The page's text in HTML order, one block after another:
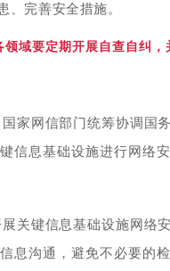
、完善安全措施。
领域要定期开展自查自纠，
家网信部门统筹协调国务
信息基础设施进行网络
关键信息基础设施网络
息沟通，避免不必要的